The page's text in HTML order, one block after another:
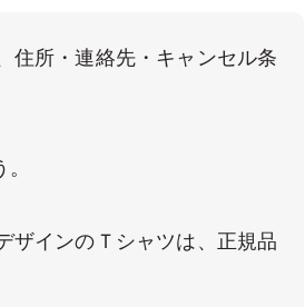
住所・連絡先・キャンセル条
ザインのＴシャツは、正規品